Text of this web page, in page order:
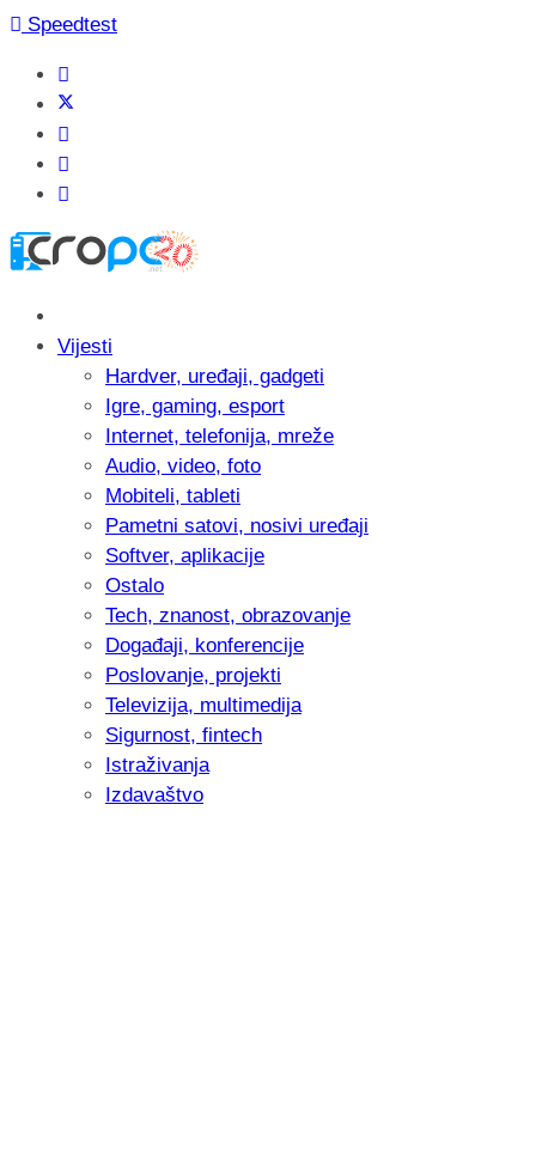
Speedtest
Vijesti
Hardver, uređaji, gadgeti
Igre, gaming, esport
Internet, telefonija, mreže
Audio, video, foto
Mobiteli, tableti
Pametni satovi, nosivi uređaji
Softver, aplikacije
Ostalo
Tech, znanost, obrazovanje
Događaji, konferencije
Poslovanje, projekti
Televizija, multimedija
Sigurnost, fintech
Istraživanja
Izdavaštvo